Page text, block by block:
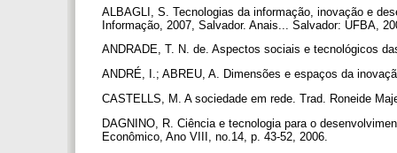
ALBAGLI, S. Tecnologias da informação, inovação e
Informação, 2007, Salvador. Anais... Salvador: UFBA,
ANDRADE, T. N. de. Aspectos sociais e tecnológicos
ANDRÉ, I.; ABREU, A. Dimensões e espaços da
CASTELLS, M. A sociedade em rede. Trad. Roneide
DAGNINO, R. Ciência e tecnologia para o
Econômico, Ano VIII, no.14, p. 43-52, 2006.